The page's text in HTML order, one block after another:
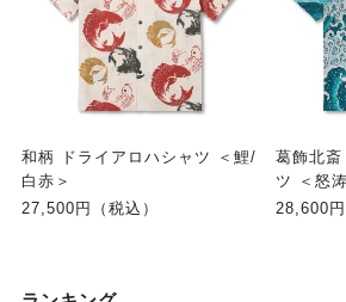
和柄 ドライアロハシャツ ＜鯉/
白赤＞
27,500円（税込）
葛飾北斎
ツ ＜怒
28,600円